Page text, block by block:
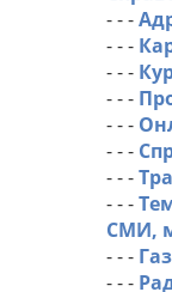
- - -
- - -
- - -
- - -
- - -
- - -
- - -
- - -
СМИ,
- - -
- - -